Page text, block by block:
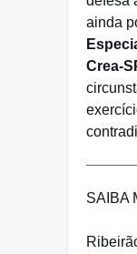
ainda
Crea-
SAIBA